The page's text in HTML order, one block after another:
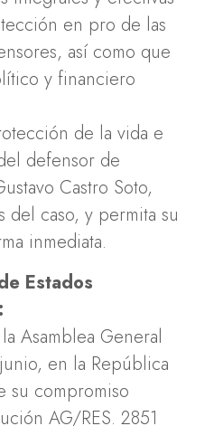
en pro de las
así como que
y financiero
de la vida e
defensor de
Castro Soto,
del caso, y permita su
inmediata.
Estados
Asamblea General
en la República
su compromiso
AG/RES. 2851